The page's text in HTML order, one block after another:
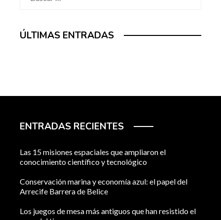
ÚLTIMAS ENTRADAS
ENTRADAS RECIENTES
Las 15 misiones espaciales que ampliaron el
conocimiento científico y tecnológico
Conservación marina y economía azul: el papel del
Arrecife Barrera de Belice
Los juegos de mesa más antiguos que han resistido el